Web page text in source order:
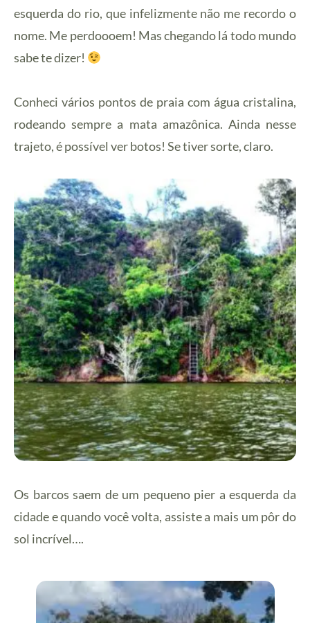
esquerda do rio, que infelizmente não me recordo o
nome. Me perdoooem! Mas chegando lá todo mundo
sabe te dizer!
Conheci vários pontos de praia com água cristalina,
rodeando sempre a mata amazônica. Ainda nesse
trajeto, é possível ver botos! Se tiver sorte, claro.
Os barcos saem de um pequeno pier a esquerda da
cidade e quando você volta, assiste a mais um pôr do
sol incrível….